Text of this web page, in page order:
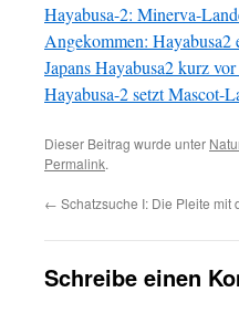
Hayabusa-2: Minerva-
Angekommen:
Japans Hayabusa2 kurz
Hayabusa-2 setzt Mascot-
Dieser Beitrag wurde unter
Permalink.
← Schatzsuche I: Die Pleite mit
Schreibe einen